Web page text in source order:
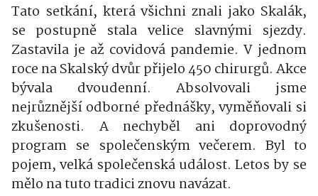
Tato setkání, která všichni znali jako Skalák,
se postupně stala velice slavnými sjezdy.
Zastavila je až covidová pandemie. V jednom
roce na Skalský dvůr přijelo 450 chirurgů. Akce
bývala dvoudenní. Absolvovali jsme
nejrůznější odborné přednášky, vyměňovali si
zkušenosti. A nechyběl ani doprovodný
program se společenským večerem. Byl to
pojem, velká společenská událost. Letos by se
mělo na tuto tradici znovu navázat.